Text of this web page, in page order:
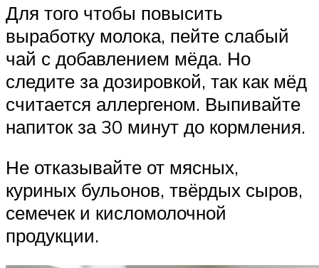
Для того чтобы повысить
выработку молока, пейте слабый
чай с добавлением мёда. Но
следите за дозировкой, так как мёд
считается аллергеном. Выпивайте
напиток за 30 минут до кормления.
Не отказывайте от мясных,
куриных бульонов, твёрдых сыров,
семечек и кисломолочной
продукции.